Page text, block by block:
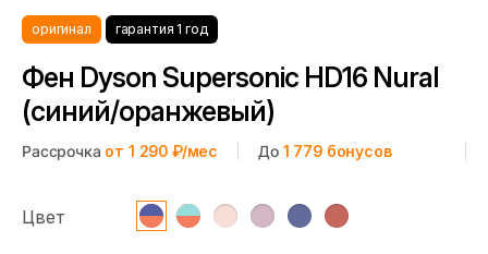
оригинал гарантия 1 год
Фен Dyson Supersonic HD16 Nural
(синий/оранжевый)
Рассрочка от 1 290 ₽/мес До 1 779бонусов
Цвет